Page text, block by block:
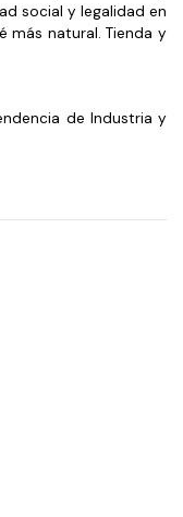
social y legalidad en
más natural. Tienda y
de Industria y